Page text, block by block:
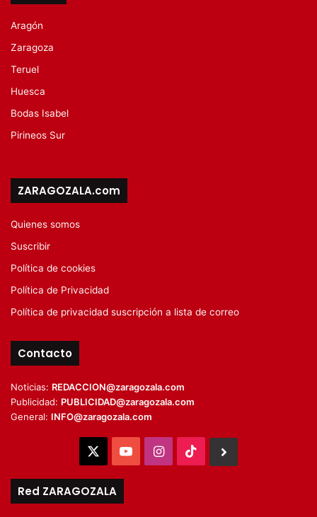
Aragón
Zaragoza
Teruel
Huesca
Bodas Isabel
Pirineos Sur
ZARAGOZALA.com
Quienes somos
Suscribir
Política de cookies
Política de Privacidad
Política de privacidad suscripción a lista de correo
Contacto
Noticias: REDACCION@zaragozala.com
Publicidad: PUBLICIDAD@zaragozala.com
General: INFO@zaragozala.com
YouTubeInstagram
TikTok
Red ZARAGOZALA